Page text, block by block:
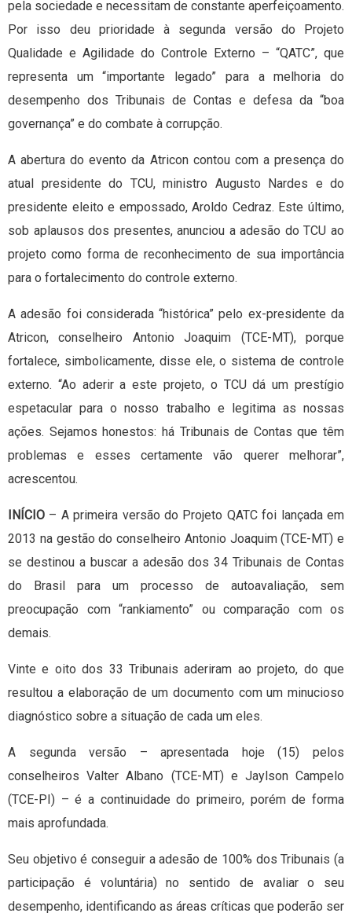
pela sociedade e necessitam de constante aperfeiçoamento.
Por isso deu prioridade à segunda versão do Projeto
Qualidade e Agilidade do Controle Externo – “QATC”, que
representa um “importante legado” para a melhoria do
desempenho dos Tribunais de Contas e defesa da “boa
governança” e do combate à corrupção.
A abertura do evento da Atricon contou com a presença do
atual presidente do TCU, ministro Augusto Nardes e do
presidente eleito e empossado, Aroldo Cedraz. Este último,
sob aplausos dos presentes, anunciou a adesão do TCU ao
projeto como forma de reconhecimento de sua importância
para o fortalecimento do controle externo.
A adesão foi considerada “histórica” pelo ex-presidente da
Atricon, conselheiro Antonio Joaquim (TCE-MT), porque
fortalece, simbolicamente, disse ele, o sistema de controle
externo. “Ao aderir a este projeto, o TCU dá um prestígio
espetacular para o nosso trabalho e legitima as nossas
ações. Sejamos honestos: há Tribunais de Contas que têm
problemas e esses certamente vão querer melhorar”,
acrescentou.
INÍCIO – A primeira versão do Projeto QATC foi lançada em
2013 na gestão do conselheiro Antonio Joaquim (TCE-MT) e
se destinou a buscar a adesão dos 34 Tribunais de Contas
do Brasil para um processo de autoavaliação, sem
preocupação com “rankiamento” ou comparação com os
demais.
Vinte e oito dos 33 Tribunais aderiram ao projeto, do que
resultou a elaboração de um documento com um minucioso
diagnóstico sobre a situação de cada um eles.
A segunda versão – apresentada hoje (15) pelos
conselheiros Valter Albano (TCE-MT) e Jaylson Campelo
(TCE-PI) – é a continuidade do primeiro, porém de forma
mais aprofundada.
Seu objetivo é conseguir a adesão de 100% dos Tribunais (a
participação é voluntária) no sentido de avaliar o seu
desempenho, identificando as áreas críticas que poderão ser